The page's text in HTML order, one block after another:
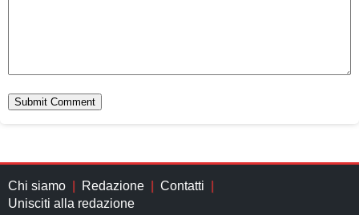
Chi siamo Redazione
Contatti
Unisciti alla redazione